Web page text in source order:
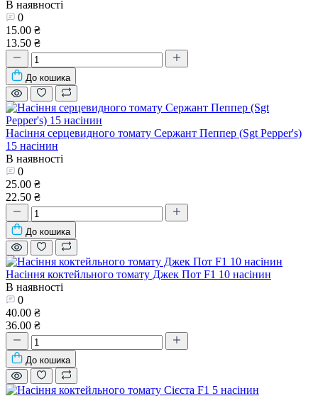
В наявності
0
15.00 ₴
13.50 ₴
До кошика
Насіння серцевидного томату Сержант Пеппер (Sgt Pepper's)
15 насінин
В наявності
0
25.00 ₴
22.50 ₴
До кошика
Насіння коктейльного томату Джек Пот F1 10 насінин
В наявності
0
40.00 ₴
36.00 ₴
До кошика